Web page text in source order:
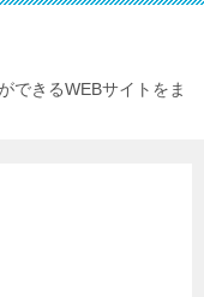
できるWEBサイトをま